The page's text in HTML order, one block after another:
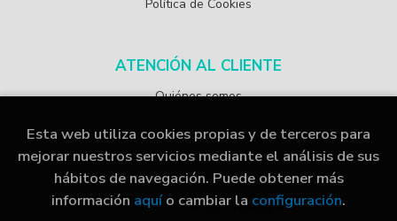
Política de Cookies
ATENCIÓN AL CLIENTE
Quiénes somos
2026 © Librería Papelería Navarro. Todos los Derechos
Reservados |Grupo Trevenque
Esta web utiliza cookies propias y de terceros para
mejorar nuestros servicios mediante el análisis de sus
hábitos de navegación. Puede obtener más
información aquío cambiar la configuración.